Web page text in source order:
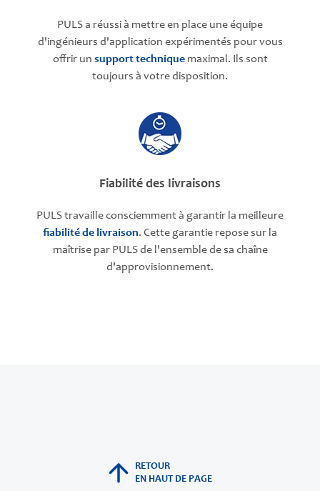
PULS a réussi à mettre en place une équipe
d'ingénieurs d'application expérimentés pour vous
offrir un support techniquemaximal. Ils sont
toujours à votre disposition.
Fiabilité des livraisons
PULS travaille consciemment à garantir la meilleure
fiabilité de livraison. Cette garantie repose sur la
maîtrise par PULS de l'ensemble de sa chaîne
d'approvisionnement.
RETOUR
EN HAUT DE PAGE